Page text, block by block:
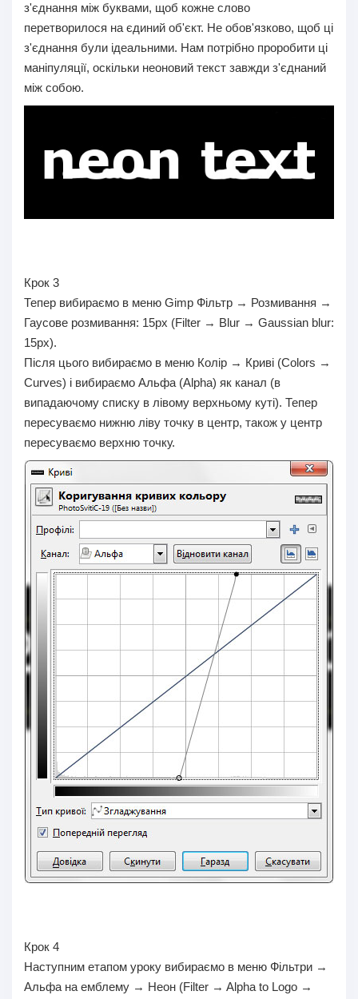
з'єднання між буквами, щоб кожне слово
перетворилося на єдиний об'єкт. Не обов'язково, щоб ці
з'єднання були ідеальними. Нам потрібно проробити ці
маніпуляції, оскільки неоновий текст завжди з'єднаний
між собою.
Крок 3
Тепер вибираємо в меню Gimp Фільтр → Розмивання →
Гаусове розмивання: 15px (Filter → Blur → Gaussian blur:
15px).
Після цього вибираємо в меню Колір → Криві (Colors →
Curves) і вибираємо Альфа (Alpha) як канал (в
випадаючому списку в лівому верхньому куті). Тепер
пересуваємо нижню ліву точку в центр, також у центр
пересуваємо верхню точку.
Крок 4
Наступним етапом уроку вибираємо в меню Фільтри →
Альфа на емблему → Неон (Filter → Alpha to Logo →